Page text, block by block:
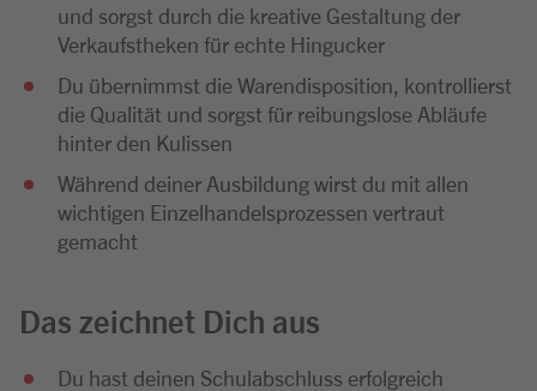
und sorgst durch die kreative Gestaltung der
Verkaufstheken für echte Hingucker
Du übernimmst die Warendisposition, kontrollierst
die Qualität und sorgst für reibungslose Abläufe
hinter den Kulissen
Während deiner Ausbildung wirst du mit allen
wichtigen Einzelhandelsprozessen vertraut
gemacht
Das zeichnet Dich aus
Du hast deinen Schulabschluss erfolgreich